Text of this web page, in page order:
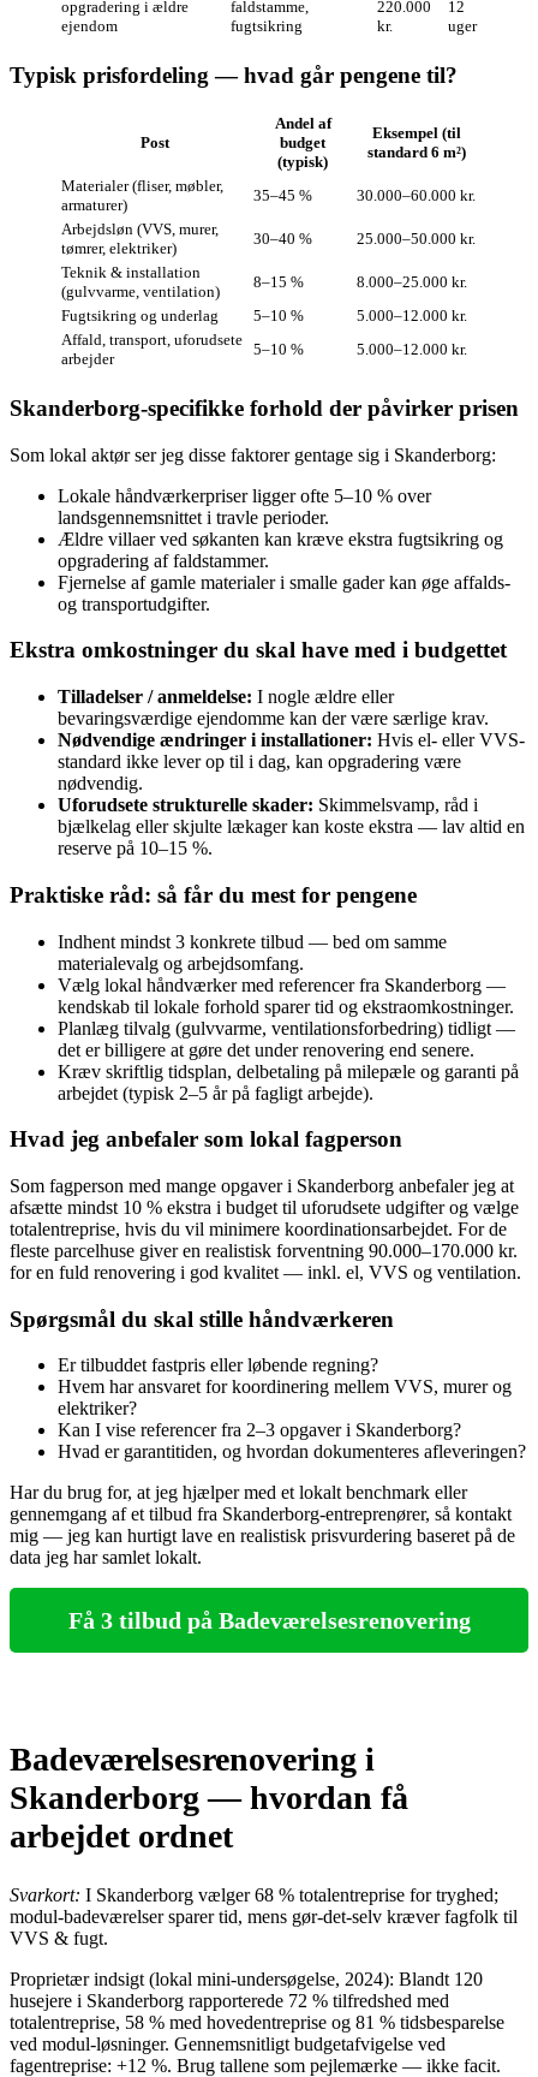
opgradering i ældre
ejendom
faldstamme,
fugtsikring
220.000
kr.
12
uger
Typisk prisfordeling — hvad går pengene til?
Post
Andel af
budget
(typisk)
Eksempel (til
standard 6 m²)
Materialer (fliser, møbler,
armaturer)
35–45 %
30.000–60.000 kr.
Arbejdsløn (VVS, murer,
tømrer, elektriker)
30–40 %
25.000–50.000 kr.
Teknik & installation
(gulvvarme, ventilation)
8–15 %
8.000–25.000 kr.
Fugtsikring og underlag
5–10 %
5.000–12.000 kr.
Affald, transport, uforudsete
arbejder
5–10 % 5.000–12.000 kr.
Skanderborg-specifikke forhold der påvirker prisen
Som lokal aktør ser jeg disse faktorer gentage sig i Skanderborg:
Lokale håndværkerpriser ligger ofte 5–10 % over
landsgennemsnittet i travle perioder.
Ældre villaer ved søkanten kan kræve ekstra fugtsikring og
opgradering af faldstammer.
Fjernelse af gamle materialer i smalle gader kan øge affalds-
og transportudgifter.
Ekstra omkostninger du skal have med i budgettet
Tilladelser / anmeldelse: I nogle ældre eller
bevaringsværdige ejendomme kan der være særlige krav.
Nødvendige ændringer i installationer: Hvis el- eller VVS-
standard ikke lever op til i dag, kan opgradering være
nødvendig.
Uforudsete strukturelle skader: Skimmelsvamp, råd i
bjælkelag eller skjulte lækager kan koste ekstra — lav altid en
reserve på 10–15 %.
Praktiske råd: så får du mest for pengene
Indhent mindst 3 konkrete tilbud — bed om samme
materialevalg og arbejdsomfang.
Vælg lokal håndværker med referencer fra Skanderborg —
kendskab til lokale forhold sparer tid og ekstraomkostninger.
Planlæg tilvalg (gulvvarme, ventilationsforbedring) tidligt —
det er billigere at gøre det under renovering end senere.
Kræv skriftlig tidsplan, delbetaling på milepæle og garanti på
arbejdet (typisk 2–5 år på fagligt arbejde).
Hvad jeg anbefaler som lokal fagperson
Som fagperson med mange opgaver i Skanderborg anbefaler jeg at
afsætte mindst 10 % ekstra i budget til uforudsete udgifter og vælge
totalentreprise, hvis du vil minimere koordinationsarbejdet. For de
fleste parcelhuse giver en realistisk forventning 90.000–170.000 kr.
for en fuld renovering i god kvalitet — inkl. el, VVS og ventilation.
Spørgsmål du skal stille håndværkeren
Er tilbuddet fastpris eller løbende regning?
Hvem har ansvaret for koordinering mellem VVS, murer og
elektriker?
Kan I vise referencer fra 2–3 opgaver i Skanderborg?
Hvad er garantitiden, og hvordan dokumenteres afleveringen?
Har du brug for, at jeg hjælper med et lokalt benchmark eller
gennemgang af et tilbud fra Skanderborg-entreprenører, så kontakt
mig — jeg kan hurtigt lave en realistisk prisvurdering baseret på de
data jeg har samlet lokalt.
Få 3 tilbud på Badeværelsesrenovering
Badeværelsesrenovering i
Skanderborg — hvordan få
arbejdet ordnet
Svarkort: I Skanderborg vælger 68 % totalentreprise for tryghed;
modul‑badeværelser sparer tid, mens gør‑det‑selv kræver fagfolk til
VVS & fugt.
Proprietær indsigt (lokal mini‑undersøgelse, 2024): Blandt 120
husejere i Skanderborg rapporterede 72 % tilfredshed med
totalentreprise, 58 % med hovedentreprise og 81 % tidsbesparelse
ved modul‑løsninger. Gennemsnitligt budgetafvigelse ved
fagentreprise: +12 %. Brug tallene som pejlemærke — ikke facit.